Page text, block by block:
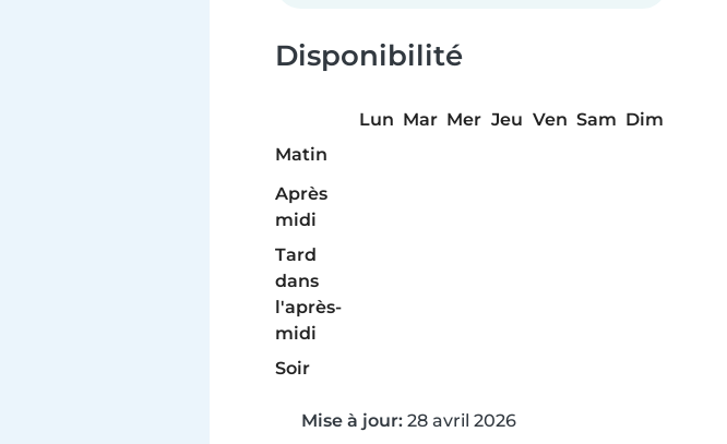
Disponibilité
Lun Mar Mer Jeu Ven Sam Dim
Matin
Après
midi
Tard
dans
l'après-
midi
Soir
Mise à jour: 28 avril 2026